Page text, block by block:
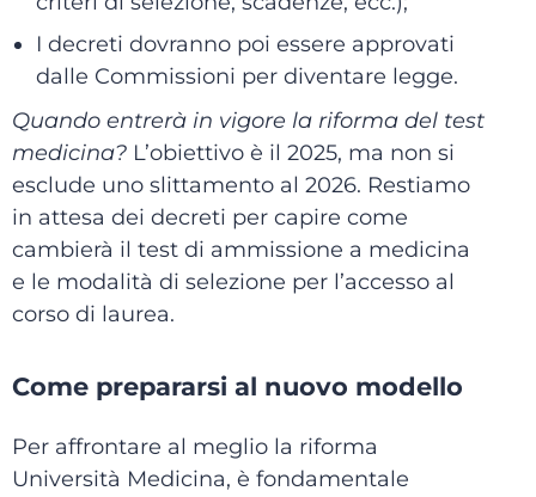
I decreti dovranno poi essere approvati
dalle Commissioni per diventare legge.
Quando entrerà in vigore la riforma del test
medicina? L’obiettivo è il 2025, ma non si
esclude uno slittamento al 2026. Restiamo
in attesa dei decreti per capire come
cambierà il test di ammissione a medicina
e le modalità di selezione per l’accesso al
corso di laurea.
Come prepararsi al nuovo modello
Per affrontare al meglio la riforma
Università Medicina, è fondamentale